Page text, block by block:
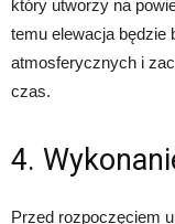
który utworzy na
temu elewacja będzie
atmosferycznych i
czas.
4.
Przed rozpoczęciem